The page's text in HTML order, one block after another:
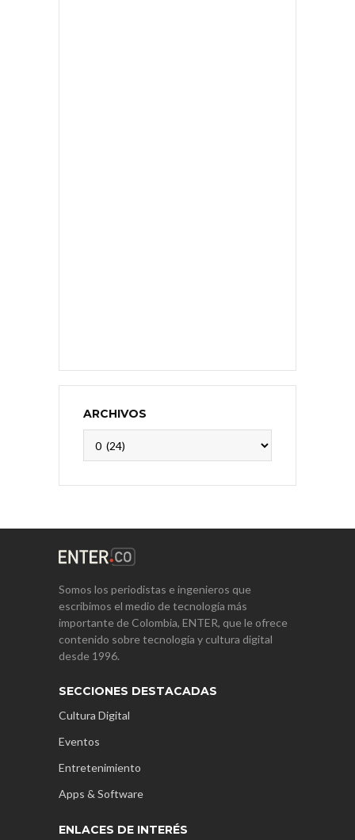
ARCHIVOS
Somos los periodistas e ingenieros que
escribimos el medio de tecnología más
importante de Colombia, ENTER, que le ofrece
contenido sobre tecnología y cultura digital
desde 1996.
SECCIONES DESTACADAS
Cultura Digital
Eventos
Entretenimiento
Apps & Software
ENLACES DE INTERÉS